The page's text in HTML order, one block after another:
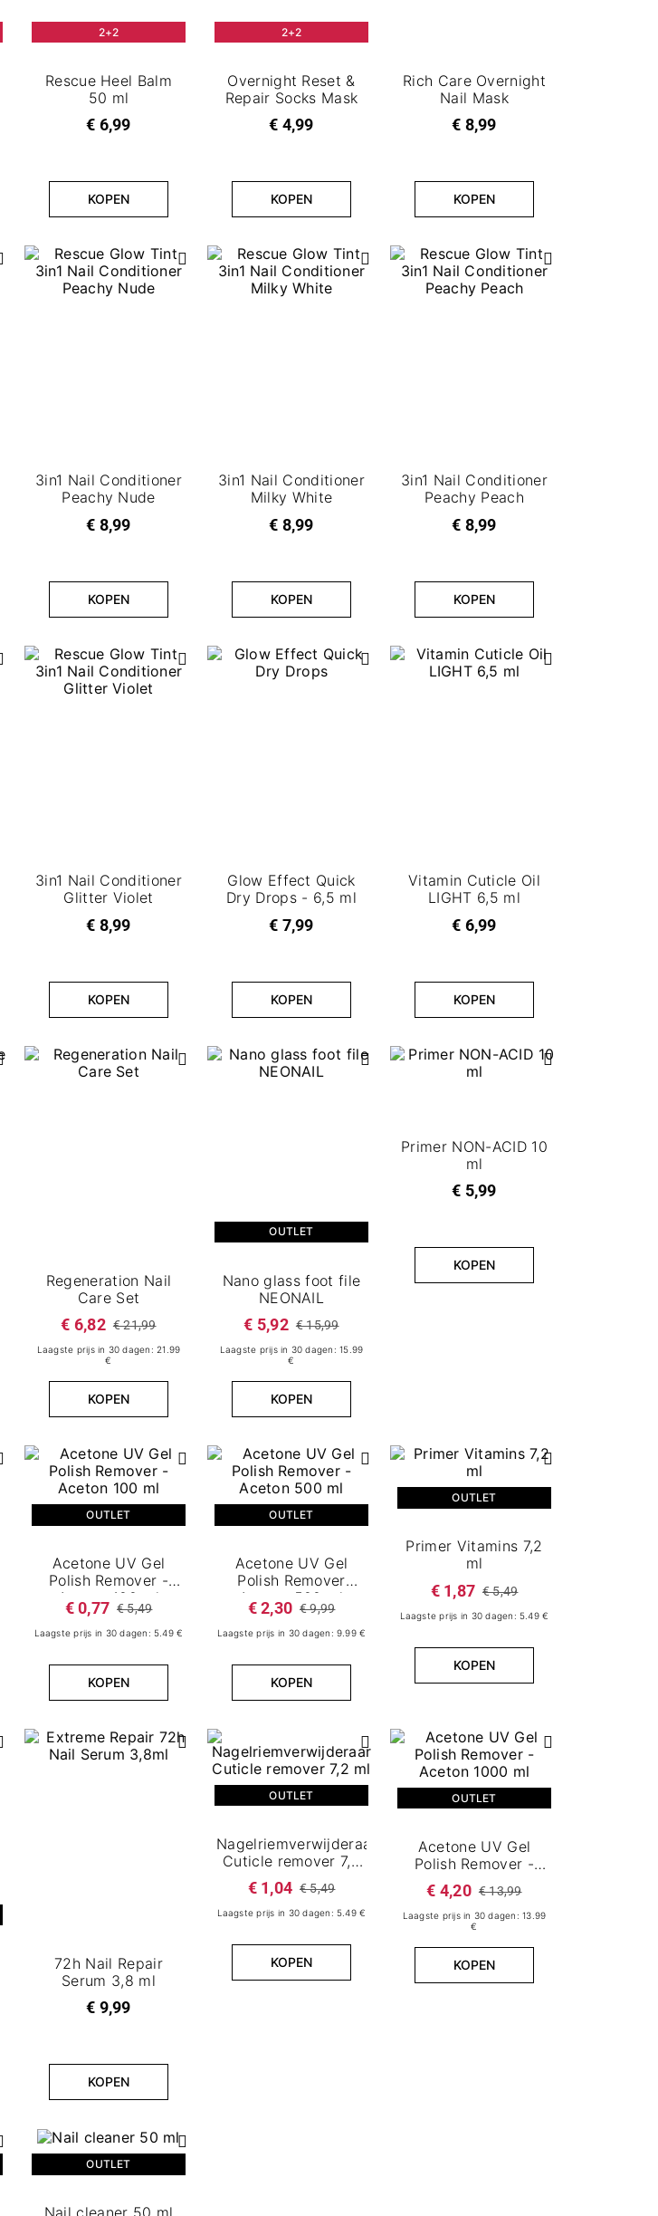
2+2
Rescue Heel Balm
50 ml
€ 6,99
KOPEN
2+2
Overnight Reset &
Repair Socks Mask
€ 4,99
KOPEN
Rich Care Overnight
Nail Mask
€ 8,99
KOPEN
3in1 Nail Conditioner
Peachy Nude
€ 8,99
KOPEN
3in1 Nail Conditioner​
Milky White
€ 8,99
KOPEN
3in1 Nail Conditioner
Peachy Peach
€ 8,99
KOPEN
3in1 Nail Conditioner
Glitter Violet
€ 8,99
KOPEN
Glow Effect Quick
Dry Drops - 6,5 ml
€ 7,99
KOPEN
Vitamin Cuticle Oil
LIGHT 6,5 ml
€ 6,99
KOPEN
Regeneration Nail
Care Set
€ 6,82 € 21,99
Laagste prijs in 30 dagen: 21.99
€
KOPEN
OUTLET
Nano glass foot file
NEONAIL
€ 5,92 € 15,99
Laagste prijs in 30 dagen: 15.99
€
KOPEN
Primer NON-ACID 10
ml
€ 5,99
KOPEN
OUTLET
Acetone UV Gel
Polish Remover -
Aceton 100 ml
€ 0,77 € 5,49
Laagste prijs in 30 dagen: 5.49 €
KOPEN
OUTLET
Acetone UV Gel
Polish Remover
Aceton 500 ml
€ 2,30 € 9,99
Laagste prijs in 30 dagen: 9.99 €
KOPEN
OUTLET
Primer Vitamins 7,2
ml
€ 1,87 € 5,49
Laagste prijs in 30 dagen: 5.49 €
KOPEN
72h Nail Repair
Serum 3,8 ml
€ 9,99
KOPEN
OUTLET
Nagelriemverwijderaar
Cuticle remover 7,2
ml
€ 1,04 € 5,49
Laagste prijs in 30 dagen: 5.49 €
KOPEN
OUTLET
Acetone UV Gel
Polish Remover -
Aceton 1000 ml
€ 4,20 € 13,99
Laagste prijs in 30 dagen: 13.99
€
KOPEN
OUTLET